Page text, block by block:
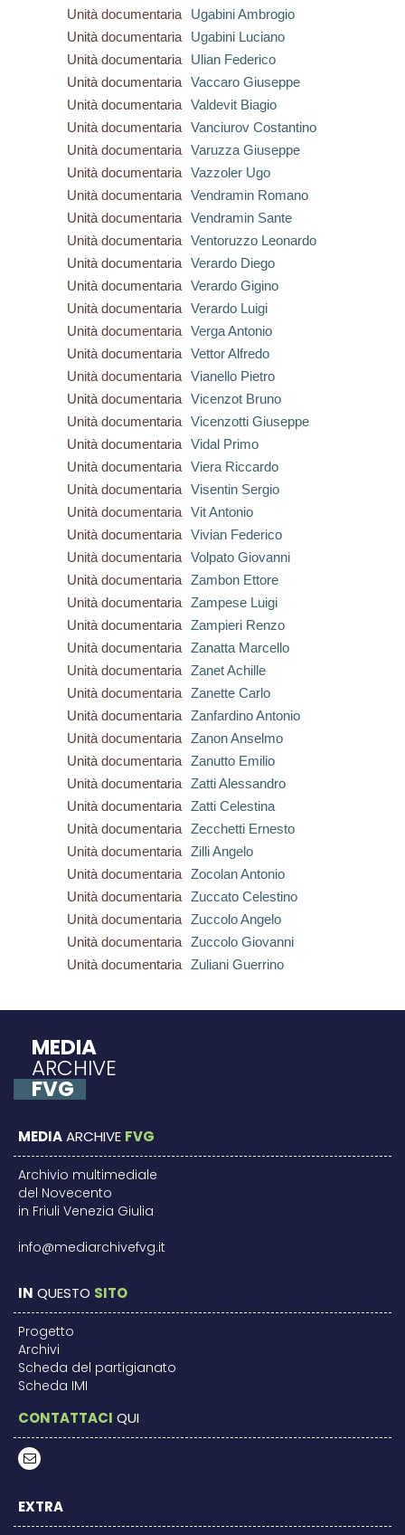
Unità documentaria
Ugabini Ambrogio
Unità documentaria
Ugabini Luciano
Unità documentaria
Ulian Federico
Unità documentaria
Vaccaro Giuseppe
Unità documentaria
Valdevit Biagio
Unità documentaria
Vanciurov Costantino
Unità documentaria
Varuzza Giuseppe
Unità documentaria
Vazzoler Ugo
Unità documentaria
Vendramin Romano
Unità documentaria
Vendramin Sante
Unità documentaria
Ventoruzzo Leonardo
Unità documentaria
Verardo Diego
Unità documentaria
Verardo Gigino
Unità documentaria
Verardo Luigi
Unità documentaria
Verga Antonio
Unità documentaria
Vettor Alfredo
Unità documentaria
Vianello Pietro
Unità documentaria
Vicenzot Bruno
Unità documentaria
Vicenzotti Giuseppe
Unità documentaria
Vidal Primo
Unità documentaria
Viera Riccardo
Unità documentaria
Visentin Sergio
Unità documentaria
Vit Antonio
Unità documentaria
Vivian Federico
Unità documentaria
Volpato Giovanni
Unità documentaria
Zambon Ettore
Unità documentaria
Zampese Luigi
Unità documentaria
Zampieri Renzo
Unità documentaria
Zanatta Marcello
Unità documentaria
Zanet Achille
Unità documentaria
Zanette Carlo
Unità documentaria
Zanfardino Antonio
Unità documentaria
Zanon Anselmo
Unità documentaria
Zanutto Emilio
Unità documentaria
Zatti Alessandro
Unità documentaria
Zatti Celestina
Unità documentaria
Zecchetti Ernesto
Unità documentaria
Zilli Angelo
Unità documentaria
Zocolan Antonio
Unità documentaria
Zuccato Celestino
Unità documentaria
Zuccolo Angelo
Unità documentaria
Zuccolo Giovanni
Unità documentaria
Zuliani Guerrino
MEDIA
ARCHIVE
FVG
MEDIAARCHIVE FVG
Archivio multimediale
del Novecento
in Friuli Venezia Giulia
info@mediarchivefvg.it
IN QUESTO SITO
Progetto
Archivi
Scheda del partigianato
Scheda IMI
CONTATTACI QUI
EXTRA